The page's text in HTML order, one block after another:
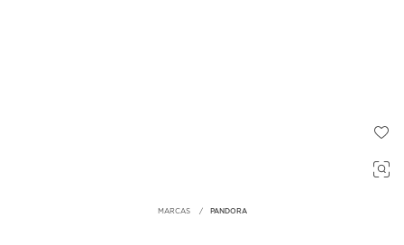
MARCAS PANDORA